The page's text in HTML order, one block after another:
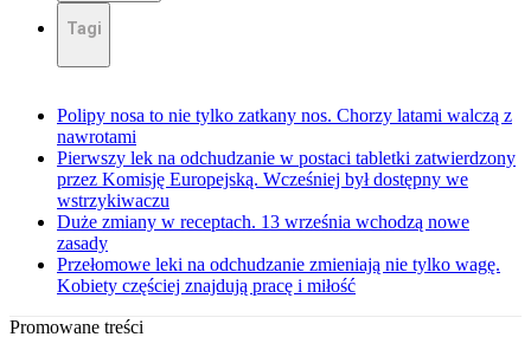
Tagi
Polipy nosa to nie tylko zatkany nos. Chorzy latami walczą z
nawrotami
Pierwszy lek na odchudzanie w postaci tabletki zatwierdzony
przez Komisję Europejską. Wcześniej był dostępny we
wstrzykiwaczu
Duże zmiany w receptach. 13 września wchodzą nowe
zasady
Przełomowe leki na odchudzanie zmieniają nie tylko wagę.
Kobiety częściej znajdują pracę i miłość
Promowane treści